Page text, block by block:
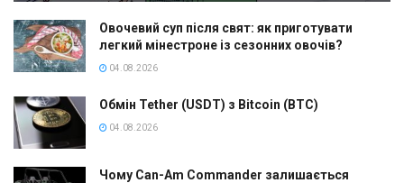
Овочевий суп після свят: як приготувати
легкий мінестроне із сезонних овочів?
04.08.2026
Обмін Tether (USDT) з Bitcoin (BTC)
04.08.2026
Чому Can-Am Commander залишається